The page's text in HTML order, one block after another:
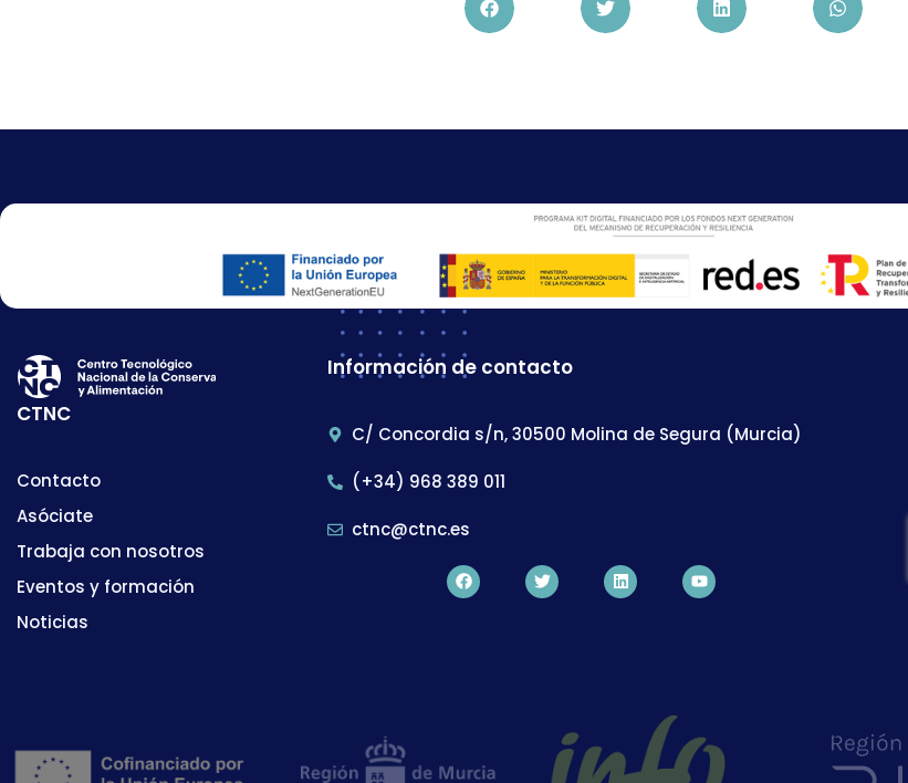
CTNC
Contacto
Asóciate
Trabaja con nosotros
Eventos y formación
Noticias
Información de contacto
C/ Concordia s/n, 30500 Molina de Segura (Murcia)
(+34) 968 389 011
ctnc@ctnc.es